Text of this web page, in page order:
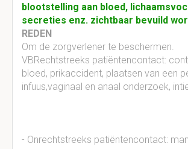
blootstelling aan bloed,
secreties enz. zichtbaar bevuild
REDEN
Om de zorgverlener te beschermen.
VBRechtstreeks patiëntencontact:
bloed, prikaccident, plaatsen van een
infuus,vaginaal en anaal onderzoek,
- Onrechtstreeks patiëntencontact: